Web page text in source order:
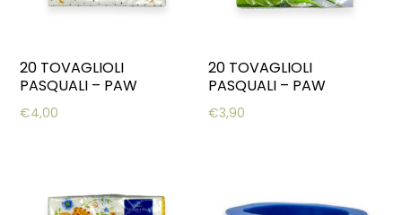
20 TOVAGLIOLI
PASQUALI – PAW
€4,00
20 TOVAGLIOLI
PASQUALI – PAW
€3,90